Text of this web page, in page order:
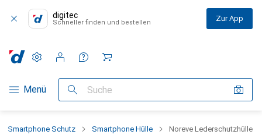
digitec
Schneller finden und bestellen Zur App
Navigation nach Kategorien
Menü Suche
Einstellungen
Kundenkonto
Vergleichslisten
Merklisten
Warenkorb
Smartphone Schutz Smartphone Hülle Noreve Lederschutzhülle